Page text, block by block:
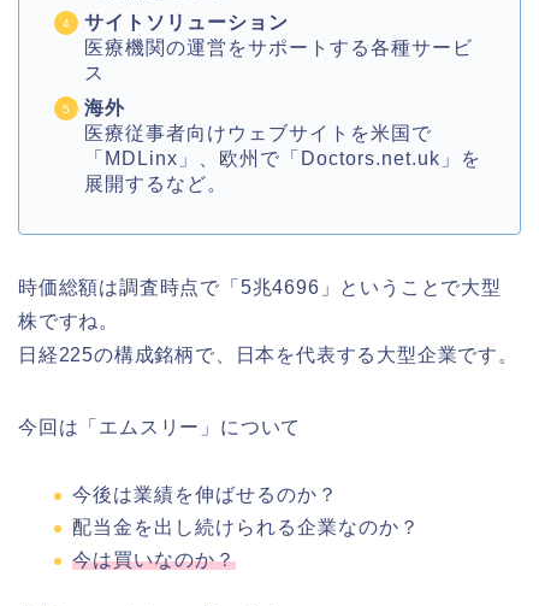
サイトソリューション
医療機関の運営をサポートする各種サービ
ス
海外
医療従事者向けウェブサイトを米国で
「MDLinx」、欧州で「Doctors.net.uk」を
展開するなど。
時価総額は調査時点で「5兆4696」ということで大型
株ですね。
日経225の構成銘柄で、日本を代表する大型企業です。
今回は「エムスリー」について
今後は業績を伸ばせるのか？
配当金を出し続けられる企業なのか？
今は買いなのか？